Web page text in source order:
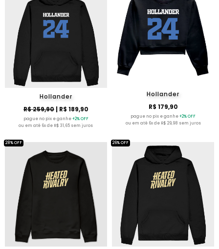
Hollander
R$ 259,90| R$ 189,90
pague no pix e ganhe+2% OFF
ou em até 6x de R$ 31,65 sem juros
Hollander
R$ 179,90
pague no pix e ganhe+2% OFF
ou em até 6x de R$ 29,98 sem juros
28% OFF 26% OFF